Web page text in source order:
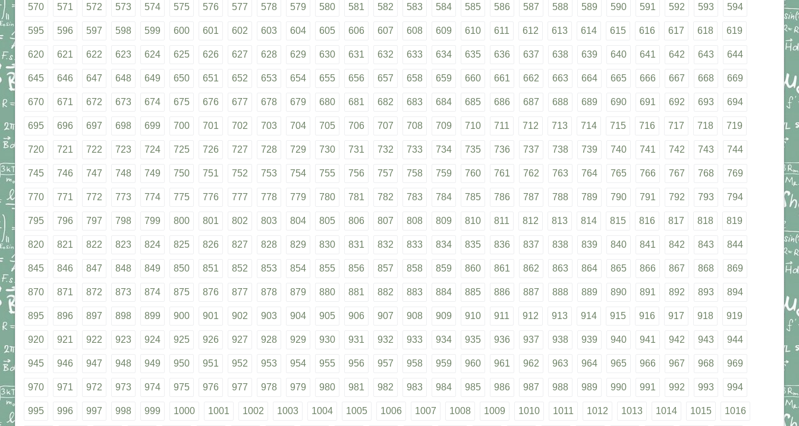
570 571 572 573 574 575 576 577 578 579 580 581 582 583 584 585 586 587 588 589 590 591 592 593 594
595 596 597 598 599 600 601 602 603 604 605 606 607 608 609 610 611 612 613 614 615 616 617 618 619
620 621 622 623 624 625 626 627 628 629 630 631 632 633 634 635 636 637 638 639 640 641 642 643 644
645 646 647 648 649 650 651 652 653 654 655 656 657 658 659 660 661 662 663 664 665 666 667 668 669
670 671 672 673 674 675 676 677 678 679 680 681 682 683 684 685 686 687 688 689 690 691 692 693 694
695 696 697 698 699 700 701 702 703 704 705 706 707 708 709 710 711 712 713 714 715 716 717 718 719
720 721 722 723 724 725 726 727 728 729 730 731 732 733 734 735 736 737 738 739 740 741 742 743 744
745 746 747 748 749 750 751 752 753 754 755 756 757 758 759 760 761 762 763 764 765 766 767 768 769
770 771 772 773 774 775 776 777 778 779 780 781 782 783 784 785 786 787 788 789 790 791 792 793 794
795 796 797 798 799 800 801 802 803 804 805 806 807 808 809 810 811 812 813 814 815 816 817 818 819
820 821 822 823 824 825 826 827 828 829 830 831 832 833 834 835 836 837 838 839 840 841 842 843 844
845 846 847 848 849 850 851 852 853 854 855 856 857 858 859 860 861 862 863 864 865 866 867 868 869
870 871 872 873 874 875 876 877 878 879 880 881 882 883 884 885 886 887 888 889 890 891 892 893 894
895 896 897 898 899 900 901 902 903 904 905 906 907 908 909 910 911 912 913 914 915 916 917 918 919
920 921 922 923 924 925 926 927 928 929 930 931 932 933 934 935 936 937 938 939 940 941 942 943 944
945 946 947 948 949 950 951 952 953 954 955 956 957 958 959 960 961 962 963 964 965 966 967 968 969
970 971 972 973 974 975 976 977 978 979 980 981 982 983 984 985 986 987 988 989 990 991 992 993 994
995 996 997 998 999 1000 1001 1002 1003 1004 1005 1006 1007 1008 1009 1010 1011 1012 1013 1014 1015 1016